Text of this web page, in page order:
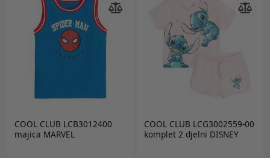
COOL CLUB LCB3012400
majica MARVEL
COOL CLUB LCG3002559-00
komplet 2 djelni DISNEY